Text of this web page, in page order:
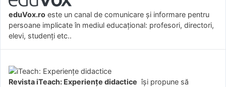
eduVox.ro este un canal de comunicare și informare pentru
persoane implicate în mediul educațional: profesori, directori,
elevi, studenți etc..
Revista iTeach: Experienţe didactice îşi propune să